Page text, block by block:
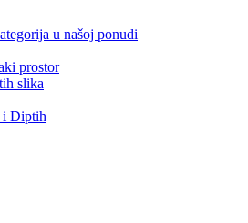
u našoj ponudi
prostor
slika
i Diptih